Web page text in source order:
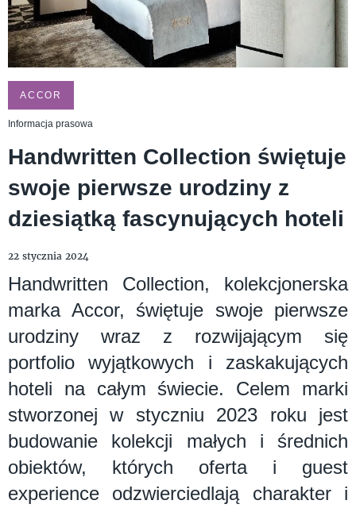
ACCOR
Informacja prasowa
Handwritten Collection świętuje
swoje pierwsze urodziny z
dziesiątką fascynujących hoteli
22 stycznia 2024
Handwritten Collection, kolekcjonerska
marka Accor, świętuje swoje pierwsze
urodziny wraz z rozwijającym się
portfolio wyjątkowych i zaskakujących
hoteli na całym świecie. Celem marki
stworzonej w styczniu 2023 roku jest
budowanie kolekcji małych i średnich
obiektów, których oferta i guest
experience odzwierciedlają charakter i